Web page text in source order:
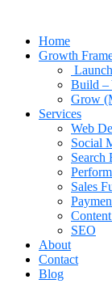
Home
Growth
Build –
Grow
Services
Web
Social
Search
Sales
SEO
About
Contact
Blog